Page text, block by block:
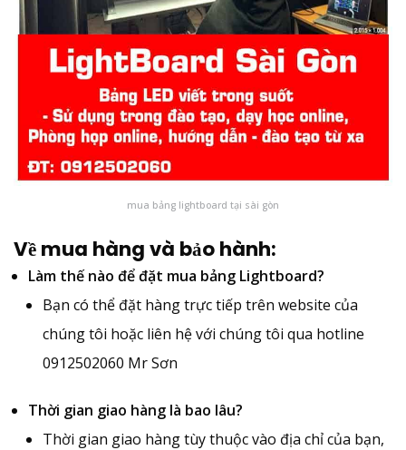
mua bảng lightboard tại sài gòn
Về mua hàng và bảo hành:
Làm thế nào để đặt mua bảng Lightboard?
Bạn có thể đặt hàng trực tiếp trên website của
chúng tôi hoặc liên hệ với chúng tôi qua hotline
0912502060 Mr Sơn
Thời gian giao hàng là bao lâu?
Thời gian giao hàng tùy thuộc vào địa chỉ của bạn,